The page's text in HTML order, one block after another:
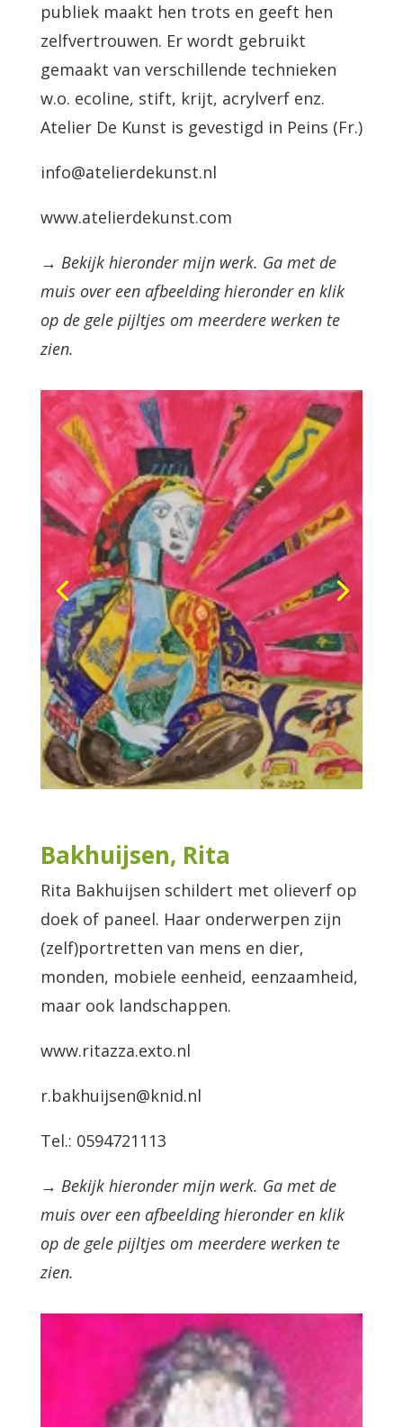
publiek maakt hen trots en geeft hen
zelfvertrouwen. Er wordt gebruikt
gemaakt van verschillende technieken
w.o. ecoline, stift, krijt, acrylverf enz.
Atelier De Kunst is gevestigd in Peins (Fr.)
info@atelierdekunst.nl
www.atelierdekunst.com
→ Bekijk hieronder mijn werk. Ga met de
muis over een afbeelding hieronder en klik
op de gele pijltjes om meerdere werken te
zien.
Bakhuijsen, Rita
Rita Bakhuijsen schildert met olieverf op
doek of paneel. Haar onderwerpen zijn
(zelf)portretten van mens en dier,
monden, mobiele eenheid, eenzaamheid,
maar ook landschappen.
www.ritazza.exto.nl
r.bakhuijsen@knid.nl
Tel.: 0594721113
→ Bekijk hieronder mijn werk. Ga met de
muis over een afbeelding hieronder en klik
op de gele pijltjes om meerdere werken te
zien.